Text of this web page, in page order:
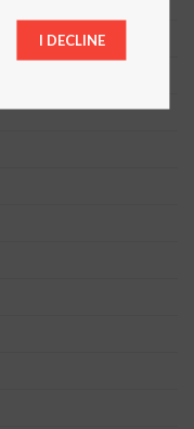
I DECLINE